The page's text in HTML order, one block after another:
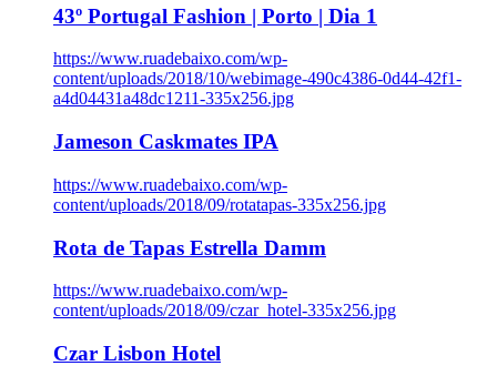
43º Portugal Fashion | Porto | Dia 1
https://www.ruadebaixo.com/wp-
content/uploads/2018/10/webimage-490c4386-0d44-42f1-
a4d04431a48dc1211-335x256.jpg
Jameson Caskmates IPA
https://www.ruadebaixo.com/wp-
content/uploads/2018/09/rotatapas-335x256.jpg
Rota de Tapas Estrella Damm
https://www.ruadebaixo.com/wp-
content/uploads/2018/09/czar_hotel-335x256.jpg
Czar Lisbon Hotel